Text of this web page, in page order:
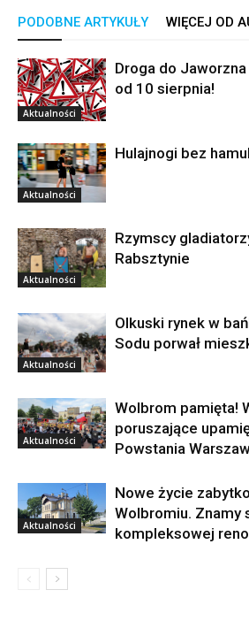
PODOBNE ARTYKUŁY WIĘCEJ OD
Aktualności
Droga do
od 10 sierpnia!
Aktualności
Hulajnogi bez
Aktualności
Rzymscy
Rabsztynie
Aktualności
Olkuski rynek w
Sodu porwał
Aktualności
Wolbrom pamięta!
poruszające
Powstania
Aktualności
Nowe życie
Wolbromiu. Znamy
kompleksowej